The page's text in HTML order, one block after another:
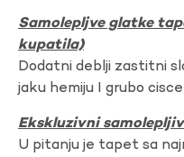
Samolepljve glatke
kupatila)
Dodatni deblji zastitni
jaku hemiju I grubo
Ekskluzivni
U pitanju je tapet sa